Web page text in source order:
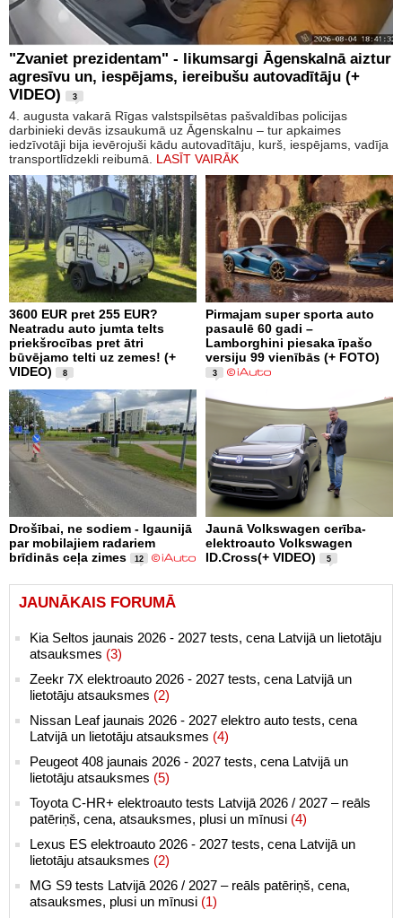
"Zvaniet prezidentam" - likumsargi Āgenskalnā aiztur
agresīvu un, iespējams, iereibušu autovadītāju (+
VIDEO)
3
4. augusta vakarā Rīgas valstspilsētas pašvaldības policijas
darbinieki devās izsaukumā uz Āgenskalnu – tur apkaimes
iedzīvotāji bija ievērojuši kādu autovadītāju, kurš, iespējams, vadīja
transportlīdzekli reibumā. LASĪT VAIRĀK
3600 EUR pret 255 EUR?
Neatradu auto jumta telts
priekšrocības pret ātri
būvējamo telti uz zemes! (+
VIDEO)
8
Pirmajam super sporta auto
pasaulē 60 gadi –
Lamborghini piesaka īpašo
versiju 99 vienībās (+ FOTO)
3
Drošībai, ne sodiem - Igaunijā
par mobilajiem radariem
brīdinās ceļa zimes
12
Jaunā Volkswagen cerība-
elektroauto Volkswagen
ID.Cross(+ VIDEO)
5
JAUNĀKAIS FORUMĀ
Kia Seltos jaunais 2026 - 2027 tests, cena Latvijā un lietotāju
atsauksmes (3)
Zeekr 7X elektroauto 2026 - 2027 tests, cena Latvijā un
lietotāju atsauksmes (2)
Nissan Leaf jaunais 2026 - 2027 elektro auto tests, cena
Latvijā un lietotāju atsauksmes (4)
Peugeot 408 jaunais 2026 - 2027 tests, cena Latvijā un
lietotāju atsauksmes (5)
Toyota C-HR+ elektroauto tests Latvijā 2026 / 2027 – reāls
patēriņš, cena, atsauksmes, plusi un mīnusi (4)
Lexus ES elektroauto 2026 - 2027 tests, cena Latvijā un
lietotāju atsauksmes (2)
MG S9 tests Latvijā 2026 / 2027 – reāls patēriņš, cena,
atsauksmes, plusi un mīnusi (1)